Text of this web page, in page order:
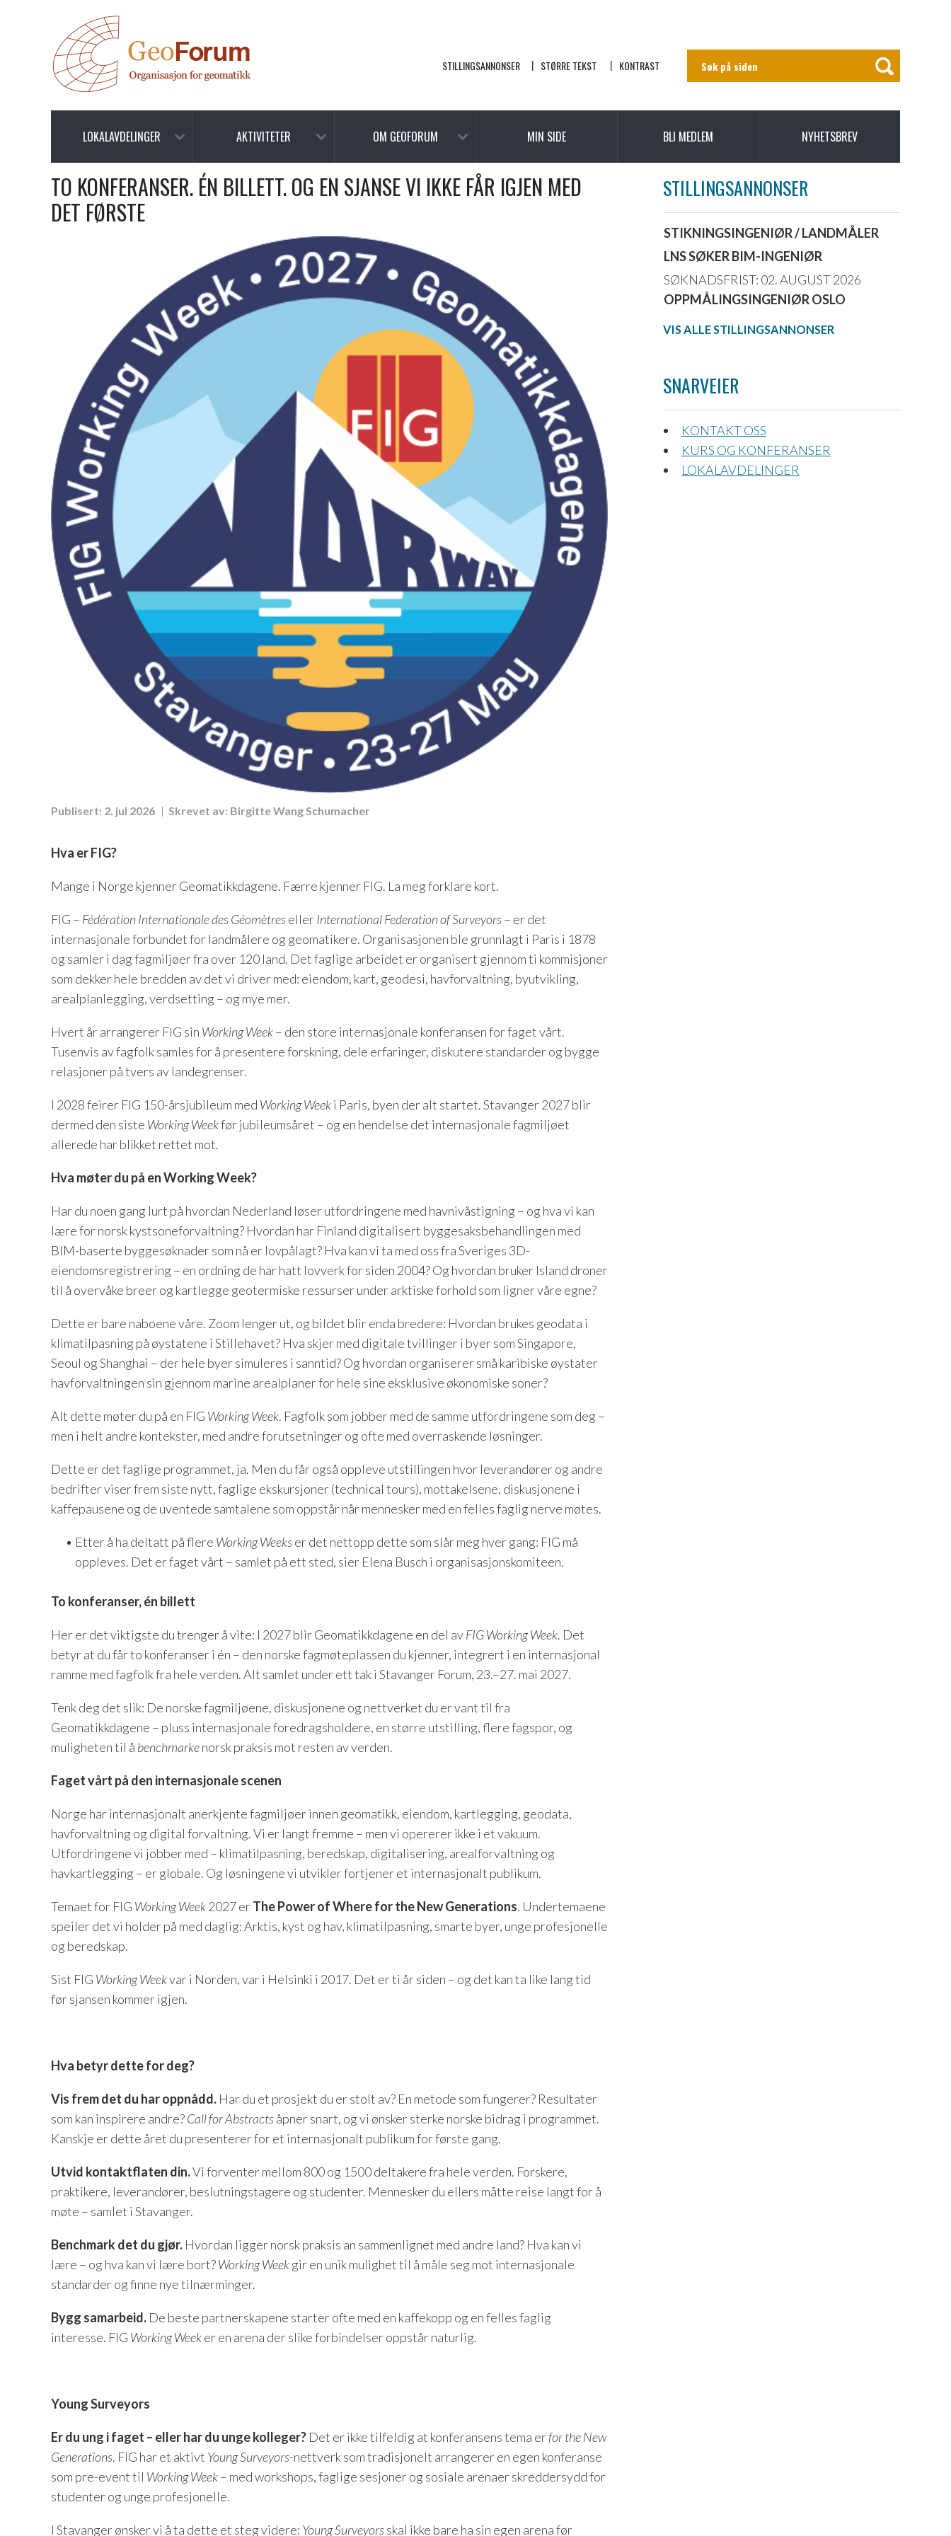
STILLINGSANNONSER STØRRE TEKST KONTRAST
LOKALAVDELINGER AKTIVITETER OM GEOFORUM MIN SIDE BLI MEDLEM NYHETSBREV
TO KONFERANSER. ÉN BILLETT. OG EN SJANSE VI IKKE FÅR IGJEN MED
DET FØRSTE
Publisert: 2. jul 2026 Skrevet av: Birgitte Wang Schumacher
Hva er FIG?
Mange i Norge kjenner Geomatikkdagene. Færre kjenner FIG. La meg forklare kort.
FIG – Fédération Internationale des GéomètresellerInternational Federation of Surveyors– er det
internasjonale forbundet for landmålere og geomatikere. Organisasjonen ble grunnlagt i Paris i 1878
og samler i dag fagmiljøer fra over 120 land. Det faglige arbeidet er organisert gjennom ti kommisjoner
som dekker hele bredden av det vi driver med: eiendom, kart, geodesi, havforvaltning, byutvikling,
arealplanlegging, verdsetting – og mye mer.
Hvert år arrangerer FIG sin Working Week– den store internasjonale konferansen for faget vårt.
Tusenvis av fagfolk samles for å presentere forskning, dele erfaringer, diskutere standarder og bygge
relasjoner på tvers av landegrenser.
I 2028 feirer FIG 150-årsjubileum med Working Weeki Paris, byen der alt startet. Stavanger 2027 blir
dermed den siste Working Weekfør jubileumsåret – og en hendelse det internasjonale fagmiljøet
allerede har blikket rettet mot.
Hva møter du på en Working Week?
Har du noen gang lurt på hvordan Nederland løser utfordringene med havnivåstigning – og hva vi kan
lære for norsk kystsoneforvaltning? Hvordan har Finland digitalisert byggesaksbehandlingen med
BIM-baserte byggesøknader som nå er lovpålagt? Hva kan vi ta med oss fra Sveriges 3D-
eiendomsregistrering – en ordning de har hatt lovverk for siden 2004? Og hvordan bruker Island droner
til å overvåke breer og kartlegge geotermiske ressurser under arktiske forhold som ligner våre egne?
Dette er bare naboene våre. Zoom lenger ut, og bildet blir enda bredere: Hvordan brukes geodata i
klimatilpasning på øystatene i Stillehavet? Hva skjer med digitale tvillinger i byer som Singapore,
Seoul og Shanghai – der hele byer simuleres i sanntid? Og hvordan organiserer små karibiske øystater
havforvaltningen sin gjennom marine arealplaner for hele sine eksklusive økonomiske soner?
Alt dette møter du på en FIG Working Week. Fagfolk som jobber med de samme utfordringene som deg –
men i helt andre kontekster, med andre forutsetninger og ofte med overraskende løsninger.
Dette er det faglige programmet, ja. Men du får også oppleve utstillingen hvor leverandører og andre
bedrifter viser frem siste nytt, faglige ekskursjoner (technical tours), mottakelsene, diskusjonene i
kaffepausene og de uventede samtalene som oppstår når mennesker med en felles faglig nerve møtes.
Etter å ha deltatt på flere Working Weekser det nettopp dette som slår meg hver gang: FIG må
oppleves. Det er faget vårt – samlet på ett sted, sier Elena Busch i organisasjonskomiteen.
To konferanser, én billett
Her er det viktigste du trenger å vite: I 2027 blir Geomatikkdagene en del avFIG Working Week. Det
betyr at du får to konferanser i én – den norske fagmøteplassen du kjenner, integrert i en internasjonal
ramme med fagfolk fra hele verden. Alt samlet under ett tak i Stavanger Forum, 23.–27. mai 2027.
Tenk deg det slik: De norske fagmiljøene, diskusjonene og nettverket du er vant til fra
Geomatikkdagene – pluss internasjonale foredragsholdere, en større utstilling, flere fagspor, og
muligheten til å benchmarkenorsk praksis mot resten av verden.
Faget vårt på den internasjonale scenen
Norge har internasjonalt anerkjente fagmiljøer innen geomatikk, eiendom, kartlegging, geodata,
havforvaltning og digital forvaltning. Vi er langt fremme – men vi opererer ikke i et vakuum.
Utfordringene vi jobber med – klimatilpasning, beredskap, digitalisering, arealforvaltning og
havkartlegging – er globale. Og løsningene vi utvikler fortjener et internasjonalt publikum.
Temaet for FIG Working Week2027 erThe Power of Where for the New Generations. Undertemaene
speiler det vi holder på med daglig: Arktis, kyst og hav, klimatilpasning, smarte byer, unge profesjonelle
og beredskap.
Sist FIG Working Weekvar i Norden, var i Helsinki i 2017. Det er ti år siden – og det kan ta like lang tid
før sjansen kommer igjen.
Hva betyr dette for deg?
Vis frem det du har oppnådd. Har du et prosjekt du er stolt av? En metode som fungerer? Resultater
som kan inspirere andre?Call for Abstractsåpner snart, og vi ønsker sterke norske bidrag i programmet.
Kanskje er dette året du presenterer for et internasjonalt publikum for første gang.
Utvid kontaktflaten din.Vi forventer mellom 800 og 1500 deltakere fra hele verden. Forskere,
praktikere, leverandører, beslutningstagere og studenter. Mennesker du ellers måtte reise langt for å
møte – samlet i Stavanger.
Benchmark det du gjør. Hvordan ligger norsk praksis an sammenlignet med andre land? Hva kan vi
lære – og hva kan vi lære bort?Working Weekgir en unik mulighet til å måle seg mot internasjonale
standarder og finne nye tilnærminger.
Bygg samarbeid. De beste partnerskapene starter ofte med en kaffekopp og en felles faglig
interesse. FIG Working Weeker en arena der slike forbindelser oppstår naturlig.
Young Surveyors
Er du ung i faget – eller har du unge kolleger? Det er ikke tilfeldig at konferansens tema erfor the New
Generations. FIG har et aktivt Young Surveyors-nettverk som tradisjonelt arrangerer en egen konferanse
som pre-event til Working Week– med workshops, faglige sesjoner og sosiale arenaer skreddersydd for
studenter og unge profesjonelle.
I Stavanger ønsker vi å ta dette et steg videre: Young Surveyorsskal ikke bare ha sin egen arena før
STILLINGSANNONSER
STIKNINGSINGENIØR / LANDMÅLER
LNS SØKER BIM-INGENIØR
SØKNADSFRIST: 02. AUGUST 2026
OPPMÅLINGSINGENIØR OSLO
VIS ALLE STILLINGSANNONSER
SNARVEIER
KONTAKT OSS
KURS OG KONFERANSER
LOKALAVDELINGER